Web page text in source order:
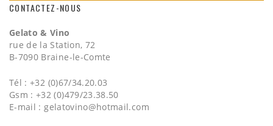
CONTACTEZ-NOUS
Gelato & Vino
rue de la Station, 72
B-7090 Braine-le-Comte
Tél : +32 (0)67/34.20.03
Gsm : +32 (0)479/23.38.50
E-mail :gelatovino@hotmail.com